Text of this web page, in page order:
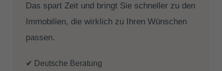
Das spart Zeit und bringt Sie schneller zu den
Immobilien, die wirklich zu Ihren Wünschen
passen.
✔ Deutsche Beratung